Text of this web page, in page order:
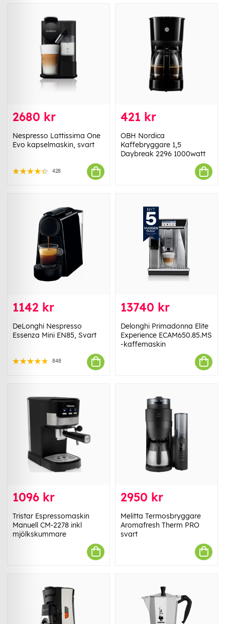
2680 kr
Nespresso Lattissima One
Evo kapselmaskin, svart
428
421 kr
OBH Nordica
Kaffebryggare 1,5
Daybreak 2296 1000watt
1142 kr
DeLonghi Nespresso
Essenza Mini EN85, Svart
848
13740 kr
Delonghi Primadonna Elite
Experience ECAM650.85.MS
-kaffemaskin
1096 kr
Tristar Espressomaskin
Manuell CM-2278 inkl
mjölkskummare
2950 kr
Melitta Termosbryggare
Aromafresh Therm PRO
svart